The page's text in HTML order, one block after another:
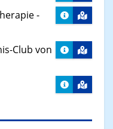
-
Club von